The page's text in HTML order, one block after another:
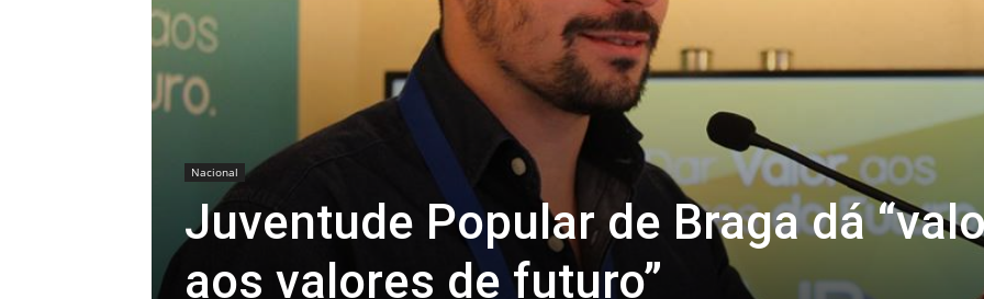
Nacional
Juventude Popular de Braga dá
aos valores de futuro”